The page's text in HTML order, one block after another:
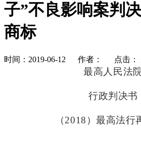
子”不良影响案判
商标
时间：2019-06-12 作者： 点击：
最高人民法
行政判决书
（2018）最高法行